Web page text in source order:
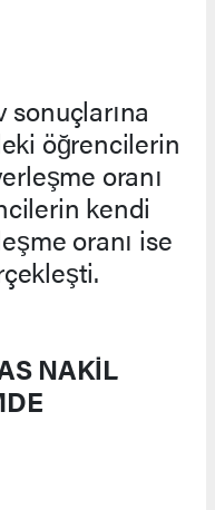
sonuçlarına
öğrencilerin
oranı
kendi
oranı ise
NAKİL